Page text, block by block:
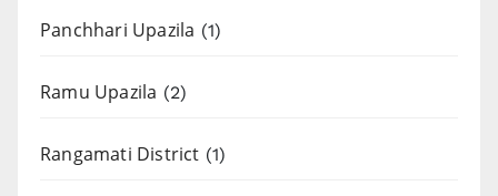
Panchhari Upazila (1)
Ramu Upazila (2)
Rangamati District (1)